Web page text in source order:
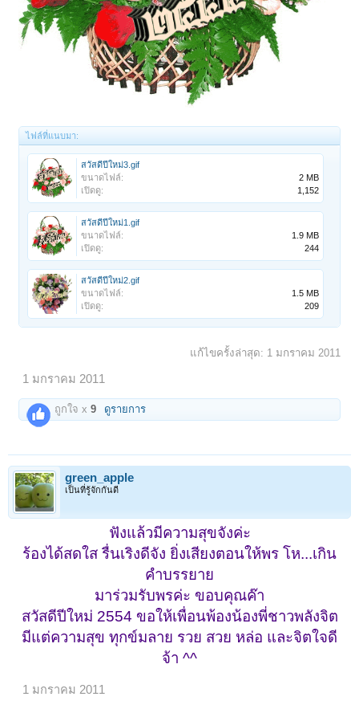
ไฟล์ที่แนบมา:
สวัสดีปีใหม่3.gif
ขนาดไฟล์:
2 MB
เปิดดู:
1,152
สวัสดีปีใหม่1.gif
ขนาดไฟล์:
1.9 MB
เปิดดู:
244
สวัสดีปีใหม่2.gif
ขนาดไฟล์:
1.5 MB
เปิดดู:
209
แก้ไขครั้งล่าสุด: 1 มกราคม 2011
1 มกราคม 2011
ถูกใจ x9 ดูรายการ
green_apple
เป็นที่รู้จักกันดี
ฟังแล้วมีความสุขจังค่ะ
ร้องได้สดใส รื่นเริงดีจัง ยิ่งเสียงตอนให้พร โห...เกิน
คำบรรยาย
มาร่วมรับพรค่ะ ขอบคุณค๊า
สวัสดีปีใหม่ 2554 ขอให้เพื่อนพ้องน้องพี่ชาวพลังจิต
มีแต่ความสุข ทุกข์มลาย รวย สวย หล่อ และจิตใจดี
จ้า ^^
1 มกราคม 2011